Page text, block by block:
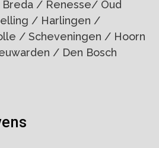
/ Renesse/ Oud
/ Harlingen /
/ Scheveningen / Hoorn
/ Den Bosch